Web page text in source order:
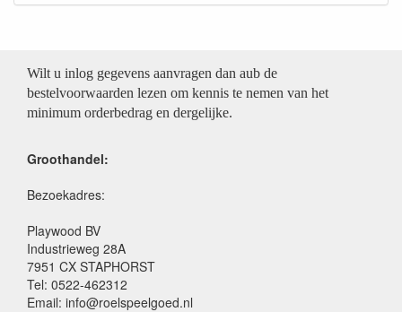
Wilt u inlog gegevens aanvragen dan aub de
bestelvoorwaarden lezen om kennis te nemen van het
minimum orderbedrag en dergelijke.
Groothandel:
Bezoekadres:
Playwood BV
Industrieweg 28A
7951 CX STAPHORST
Tel: 0522-462312
Email: info@roelspeelgoed.nl